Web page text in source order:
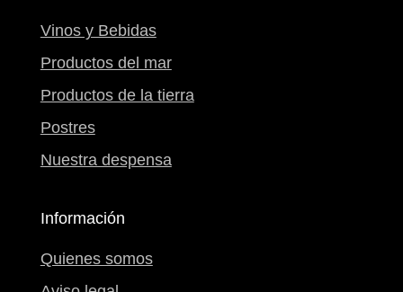
Vinos y Bebidas
Productos del mar
Productos de la tierra
Postres
Nuestra despensa
Información
Quienes somos